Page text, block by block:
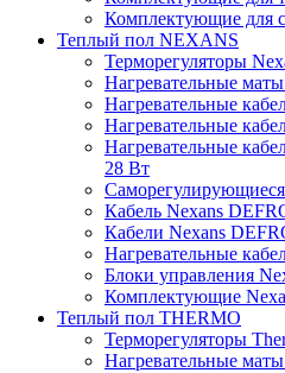
Комплектующие для
Теплый пол NEXANS
Терморегуляторы
Нагревательные
Нагревательные
Нагревательные
Нагревательные
28 Вт
Кабель Nexans
Кабели Nexans
Нагревательные
Блоки управления
Комплектующие
Теплый пол THERMO
Терморегуляторы
Нагревательные